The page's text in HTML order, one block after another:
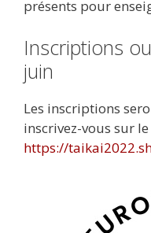
présents pour
Inscriptions
juin
Les inscriptions
inscrivez-vous sur
https://